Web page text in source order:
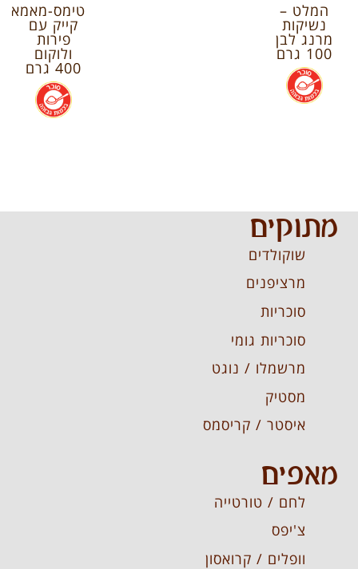
המלט –
נשיקות
מרנג לבן
100 גרם
.
טימס-מאמא
קייק עם
פירות
ולוקום
400 גרם
.
מתוקים
שוקולדים
מרציפנים
סוכריות
סוכריות גומי
מרשמלו / נוגט
מסטיק
איסטר / קריסמס
מאפים
לחם / טורטייה
צ'יפס
וופלים / קרואסון